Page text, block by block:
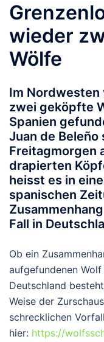
wieder
Wölfe
Im Nordwesten
zwei geköpfte
Spanien
Juan de Beleño
Freitagmorgen
drapierten
heisst es in
spanischen
Fall in
Ob ein
aufgefundenen
Deutschland
Weise der
schrecklichen
hier: https://